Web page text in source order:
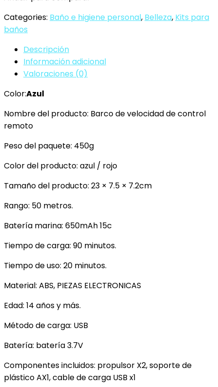
a
10
kph
Impermeable,
agua
Barco,
minutos
de
resistencia
resistencia,
de
control…
Categories: Baño e higiene personal, Belleza, Kits para
baños
Descripción
Información adicional
Valoraciones (0)
Color:Azul
Nombre del producto: Barco de velocidad de control
remoto
Peso del paquete: 450g
Color del producto: azul / rojo
Tamaño del producto: 23 × 7.5 × 7.2cm
Rango: 50 metros.
Batería marina: 650mAh 15c
Tiempo de carga: 90 minutos.
Tiempo de uso: 20 minutos.
Material: ABS, PIEZAS ELECTRONICAS
Edad: 14 años y más.
Método de carga: USB
Batería: batería 3.7V
Componentes incluidos: propulsor X2, soporte de
plástico AX1, cable de carga USB x1